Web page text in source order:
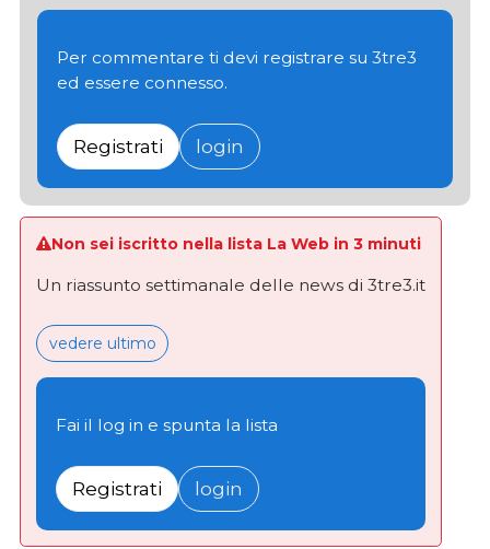
Per commentare ti devi registrare su 3tre3
ed essere connesso.
Registrati login
Non sei iscritto nella lista La Web in 3 minuti
Un riassunto settimanale delle news di 3tre3.it
vedere ultimo
Fai il log in e spunta la lista
Registrati login